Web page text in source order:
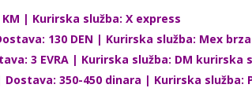
| Kurirska služba: X express
130 DEN | Kurirska služba: Mex
3 EVRA | Kurirska služba: DM kurirska
| Dostava: 350-450 dinara | Kurirska služba: